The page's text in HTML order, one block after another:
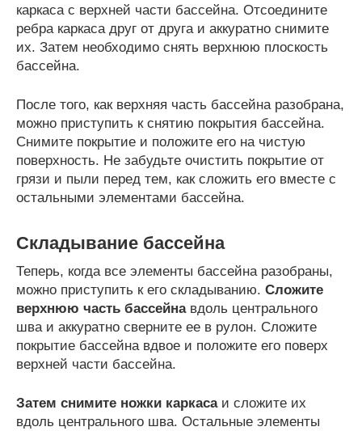
каркаса с верхней части бассейна. Отсоедините
ребра каркаса друг от друга и аккуратно снимите
их. Затем необходимо снять верхнюю плоскость
бассейна.
После того, как верхняя часть бассейна разобрана,
можно приступить к снятию покрытия бассейна.
Снимите покрытие и положите его на чистую
поверхность. Не забудьте очистить покрытие от
грязи и пыли перед тем, как сложить его вместе с
остальными элементами бассейна.
Складывание бассейна
Теперь, когда все элементы бассейна разобраны,
можно приступить к его складыванию. Сложите
верхнюю часть бассейнавдоль центрального
шва и аккуратно сверните ее в рулон. Сложите
покрытие бассейна вдвое и положите его поверх
верхней части бассейна.
Затем снимите ножки каркасаи сложите их
вдоль центрального шва. Остальные элементы